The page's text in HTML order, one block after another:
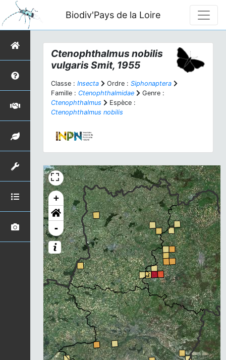
Biodiv'Pays de la Loire
Ctenophthalmus nobilis
vulgaris Smit, 1955
Classe : Insecta Ordre : Siphonaptera
Famille : Ctenophthalmidae
Genre :
Ctenophthalmus
Espèce :
Ctenophthalmus nobilis
+
-